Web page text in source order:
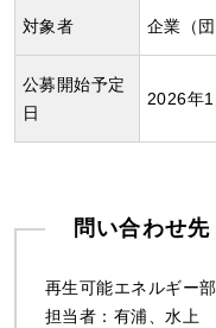
対象者 企業（
公募開始予定
日
2026年
問い合わせ先
再生可能エネルギー
担当者：有浦、水上